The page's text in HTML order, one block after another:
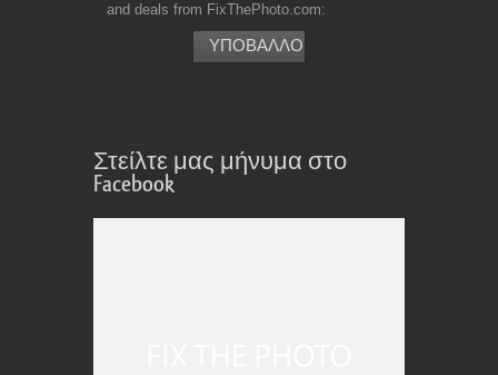
and deals from FixThePhoto.com
Στείλτε μας μήνυμα στο
Facebook